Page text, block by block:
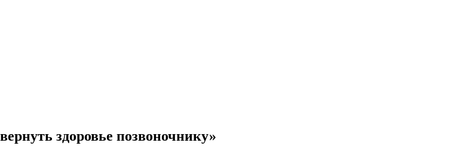
здоровье позвоночнику»